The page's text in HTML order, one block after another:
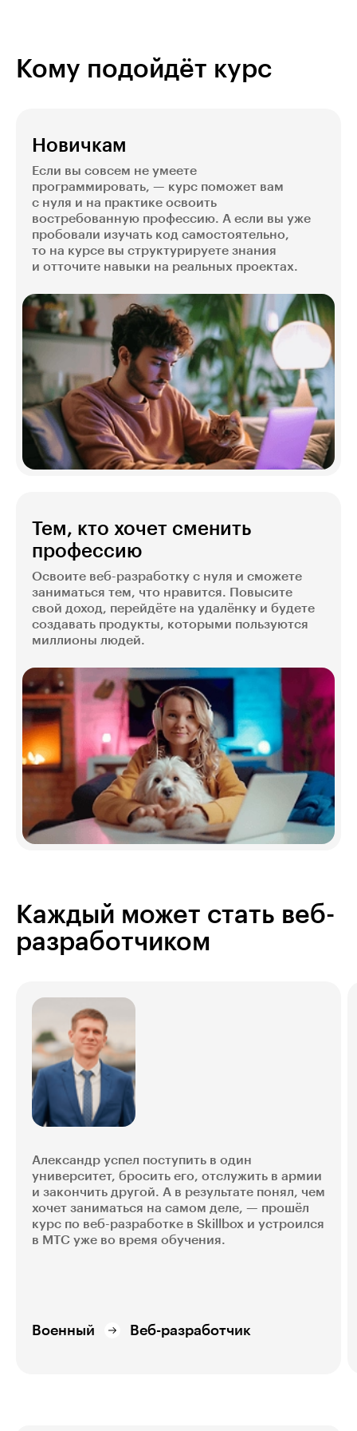
Кому подойдёт курс
Новичкам
Если вы совсем не умеете
программировать, — курс поможет вам
с нуля и на практике освоить
востребованную профессию. А если вы уже
пробовали изучать код самостоятельно,
то на курсе вы структурируете знания
и отточите навыки на реальных проектах.
Тем, кто хочет сменить
профессию
Освоите веб-разработку с нуля и сможете
заниматься тем, что нравится. Повысите
свой доход, перейдёте на удалёнку и будете
создавать продукты, которыми пользуются
миллионы людей.
Каждый может стать веб-
разработчиком
Александр успел поступить в один
университет, бросить его, отслужить в армии
и закончить другой. А в результате понял, чем
хочет заниматься на самом деле, — прошёл
курс по веб-разработке в Skillbox и устроился
в МТС уже во время обучения.
Военный Веб-разработчик